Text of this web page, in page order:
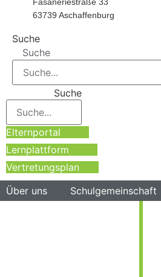
63739 Aschaffenburg
Suche
Suche
Suche
Elternportal
Lernplattform
Vertretungsplan
Über uns
Schulgemeinschaft